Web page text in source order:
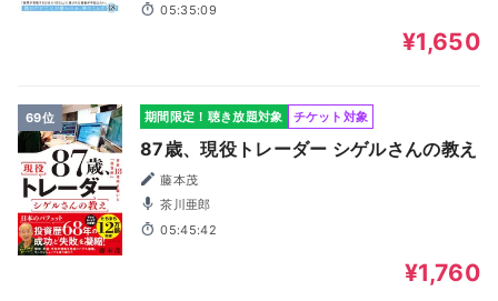
05:35:09
¥1,650
69位 期間限定！聴き放題対象 チケット対象
87歳、現役トレーダー シゲルさんの教え
藤本茂
茶川亜郎
05:45:42
¥1,760